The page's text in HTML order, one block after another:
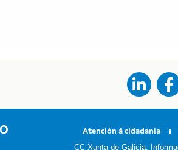
Atención á cidadanía
CC Xunta de Galicia.